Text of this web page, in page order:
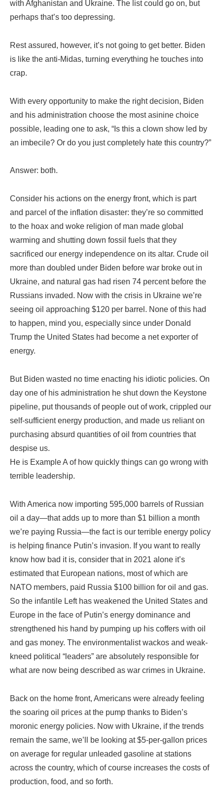
with Afghanistan and Ukraine. The list could go on, but
perhaps that’s too depressing.
Rest assured, however, it’s not going to get better. Biden
is like the anti-Midas, turning everything he touches into
crap.
With every opportunity to make the right decision, Biden
and his administration choose the most asinine choice
possible, leading one to ask, “Is this a clown show led by
an imbecile? Or do you just completely hate this country?”
Answer: both.
Consider his actions on the energy front, which is part
and parcel of the inflation disaster: they’re so committed
to the hoax and woke religion of man made global
warming and shutting down fossil fuels that they
sacrificed our energy independence on its altar. Crude oil
more than doubled under Biden before war broke out in
Ukraine, and natural gas had risen 74 percent before the
Russians invaded. Now with the crisis in Ukraine we’re
seeing oil approaching $120 per barrel. None of this had
to happen, mind you, especially since under Donald
Trump the United States had become a net exporter of
energy.
But Biden wasted no time enacting his idiotic policies. On
day one of his administration he shut down the Keystone
pipeline, put thousands of people out of work, crippled our
self-sufficient energy production, and made us reliant on
purchasing absurd quantities of oil from countries that
despise us.
He is Example A of how quickly things can go wrong with
terrible leadership.
With America now importing 595,000 barrels of Russian
oil a day—that adds up to more than $1 billion a month
we’re paying Russia—the fact is our terrible energy policy
is helping finance Putin’s invasion. If you want to really
know how bad it is, consider that in 2021 alone it’s
estimated that European nations, most of which are
NATO members, paid Russia $100 billion for oil and gas.
So the infantile Left has weakened the United States and
Europe in the face of Putin’s energy dominance and
strengthened his hand by pumping up his coffers with oil
and gas money. The environmentalist wackos and weak-
kneed political “leaders” are absolutely responsible for
what are now being described as war crimes in Ukraine.
Back on the home front, Americans were already feeling
the soaring oil prices at the pump thanks to Biden’s
moronic energy policies. Now with Ukraine, if the trends
remain the same, we’ll be looking at $5-per-gallon prices
on average for regular unleaded gasoline at stations
across the country, which of course increases the costs of
production, food, and so forth.